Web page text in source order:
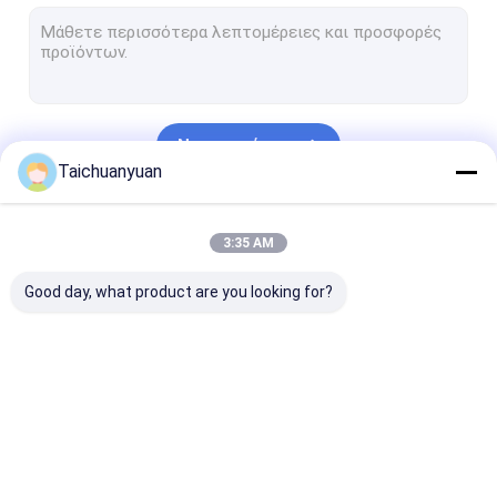
Τροχαίο μείωσης κλίσης εκσκαφέα
Υδραυλική αντλία εξορυκτήρα
μέρη υδραυλικών αντλιών εκσκαφέων
Να συνεχίσει
Taichuanyuan
3:35 AM
Good day, what product are you looking for?